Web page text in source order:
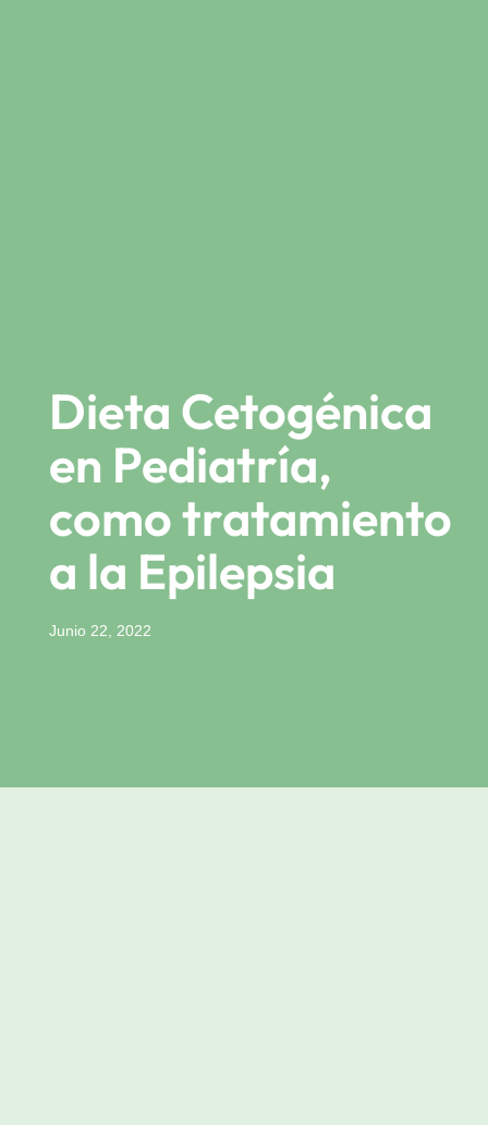
Dieta Cetogénica
en Pediatría,
como tratamiento
a la Epilepsia
Junio 22, 2022